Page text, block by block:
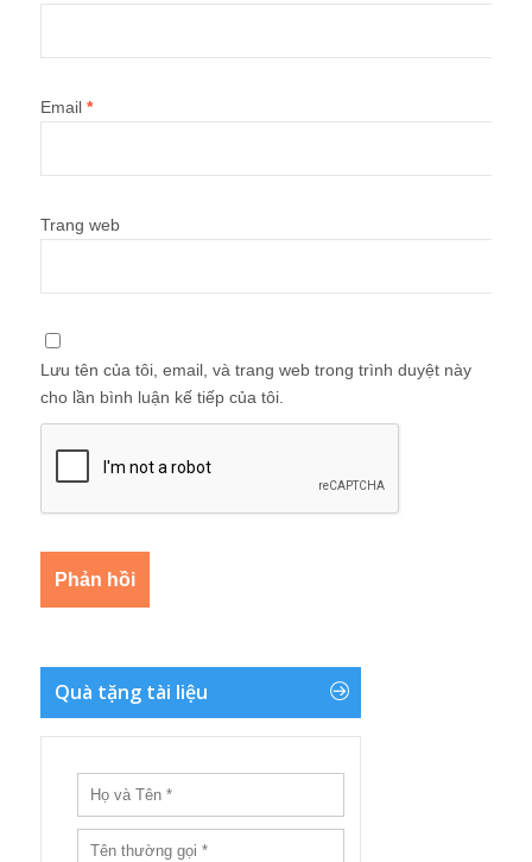
Email *
Trang web
Lưu tên của tôi, email, và trang web trong trình duyệt này
cho lần bình luận kế tiếp của tôi.
Quà tặng tài liệu